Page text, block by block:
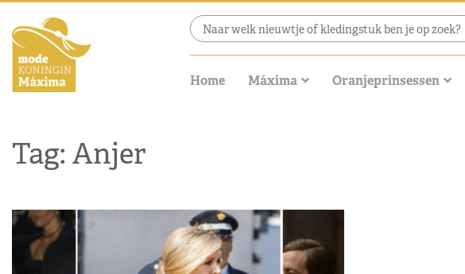
Home Máxima Oranjeprinsessen
Tag: Anjer